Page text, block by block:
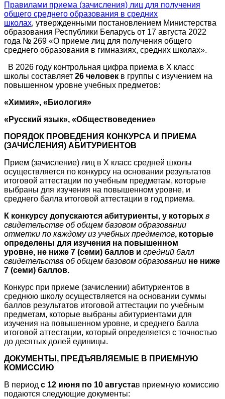
Правилами приема (зачисления) лиц для получения
общего среднего образования в средних
школах, утвержденными постановлением Министерства
образования Республики Беларусь от 17 августа 2022
года № 269 «О приеме лиц для получения общего
среднего образования в гимназиях, средних школах».
В 2026 году контрольная цифра приема в X класс
школы составляет 26 человек в группы с изучением на
повышенном уровне учебных предметов:
«Химия», «Биология»
«Русский язык», «Обществоведение»
ПОРЯДОК ПРОВЕДЕНИЯ КОНКУРСА И ПРИЕМА
(ЗАЧИСЛЕНИЯ) АБИТУРИЕНТОВ
Прием (зачисление) лиц в X класс средней школы
осуществляется по конкурсу на основании результатов
итоговой аттестации по учебным предметам, которые
выбраны для изучения на повышенном уровне, и
среднего балла итоговой аттестации в год приема.
К конкурсу допускаются абитуриенты, у которых в
свидетельстве об общем базовом образовании
отметки по каждому из учебных предметов, которые
определены для изучения на повышенном
уровне, не ниже 7 (семи) баллов и средний балл
свидетельства об общем базовом образовании не ниже
7 (семи) баллов.
Конкурс при приеме (зачислении) абитуриентов в
среднюю школу осуществляется на основании суммы
баллов результатов итоговой аттестации по учебным
предметам, которые выбраны абитуриентами для
изучения на повышенном уровне, и среднего балла
итоговой аттестации, который определяется с точностью
до десятых долей единицы.
ДОКУМЕНТЫ, ПРЕДЪЯВЛЯЕМЫЕ В ПРИЕМНУЮ
КОМИССИЮ
В период с 12 июня по 10 августав приемную комиссию
подаются следующие документы: